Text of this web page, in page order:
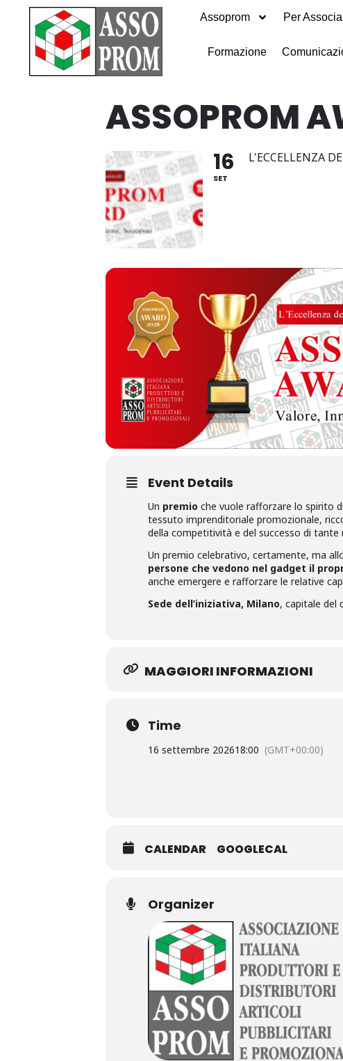
Assoprom Per
Formazione
ASSOPROM
16
SET
L'ECCELLENZA
Event Details
Un premio che vuole rafforzare lo spirito
tessuto imprenditoriale promozionale,
della competitività e del successo di tante
Un premio celebrativo, certamente, ma
persone che vedono nel gadget il
anche emergere e rafforzare le relative
Sede dell’iniziativa, Milano, capitale del
MAGGIORI INFORMAZIONI
Time
16 settembre 202618:00 (GMT+00:00)
CALENDAR GOOGLECAL
Organizer